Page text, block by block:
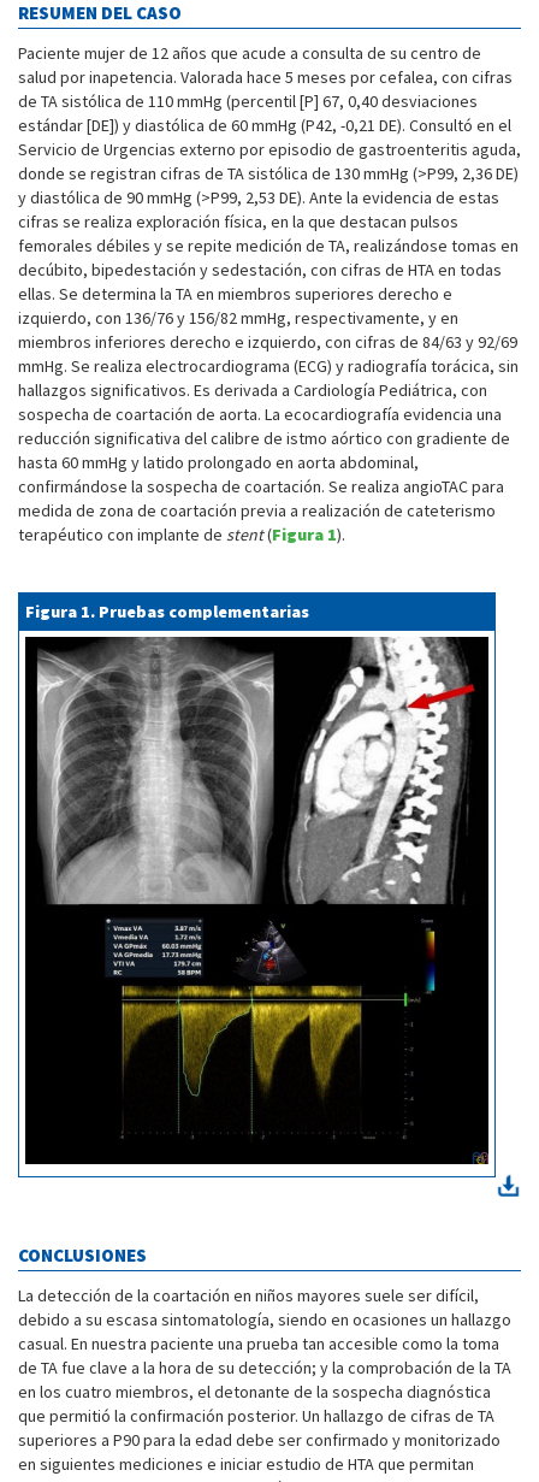
RESUMEN DEL CASO
Paciente mujer de 12 años que acude a consulta de su centro de
salud por inapetencia. Valorada hace 5 meses por cefalea, con cifras
de TA sistólica de 110 mmHg (percentil [P] 67, 0,40 desviaciones
estándar [DE]) y diastólica de 60 mmHg (P42, -0,21 DE). Consultó en el
Servicio de Urgencias externo por episodio de gastroenteritis aguda,
donde se registran cifras de TA sistólica de 130 mmHg (>P99, 2,36 DE)
y diastólica de 90 mmHg (>P99, 2,53 DE). Ante la evidencia de estas
cifras se realiza exploración física, en la que destacan pulsos
femorales débiles y se repite medición de TA, realizándose tomas en
decúbito, bipedestación y sedestación, con cifras de HTA en todas
ellas. Se determina la TA en miembros superiores derecho e
izquierdo, con 136/76 y 156/82 mmHg, respectivamente, y en
miembros inferiores derecho e izquierdo, con cifras de 84/63 y 92/69
mmHg. Se realiza electrocardiograma (ECG) y radiografía torácica, sin
hallazgos significativos. Es derivada a Cardiología Pediátrica, con
sospecha de coartación de aorta. La ecocardiografía evidencia una
reducción significativa del calibre de istmo aórtico con gradiente de
hasta 60 mmHg y latido prolongado en aorta abdominal,
confirmándose la sospecha de coartación. Se realiza angioTAC para
medida de zona de coartación previa a realización de cateterismo
terapéutico con implante de stent(Figura 1).
Figura 1. Pruebas complementarias
CONCLUSIONES
La detección de la coartación en niños mayores suele ser difícil,
debido a su escasa sintomatología, siendo en ocasiones un hallazgo
casual. En nuestra paciente una prueba tan accesible como la toma
de TA fue clave a la hora de su detección; y la comprobación de la TA
en los cuatro miembros, el detonante de la sospecha diagnóstica
que permitió la confirmación posterior. Un hallazgo de cifras de TA
superiores a P90 para la edad debe ser confirmado y monitorizado
en siguientes mediciones e iniciar estudio de HTA que permitan